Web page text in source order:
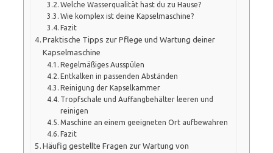
Welche Wasserqualität hast du zu Hause?
Wie komplex ist deine Kapselmaschine?
Fazit
Praktische Tipps zur Pflege und Wartung deiner
Kapselmaschine
Regelmäßiges Ausspülen
Entkalken in passenden Abständen
Reinigung der Kapselkammer
Tropfschale und Auffangbehälter leeren und
reinigen
Maschine an einem geeigneten Ort aufbewahren
Fazit
Häufig gestellte Fragen zur Wartung von